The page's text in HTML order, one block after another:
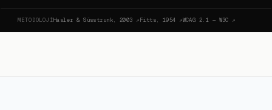
METODOLOJIHasler & Süsstrunk, 2003 ↗Fitts, 1954 ↗WCAG 2.1 — W3C ↗